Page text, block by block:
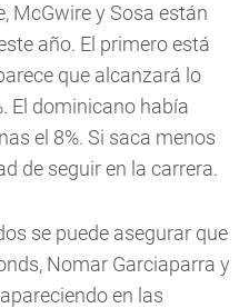
McGwire y Sosa están
año. El primero está
que alcanzará lo
El dominicano había
el 8%. Si saca menos
de seguir en la carrera.
se puede asegurar que
Nomar Garciaparra y
en las